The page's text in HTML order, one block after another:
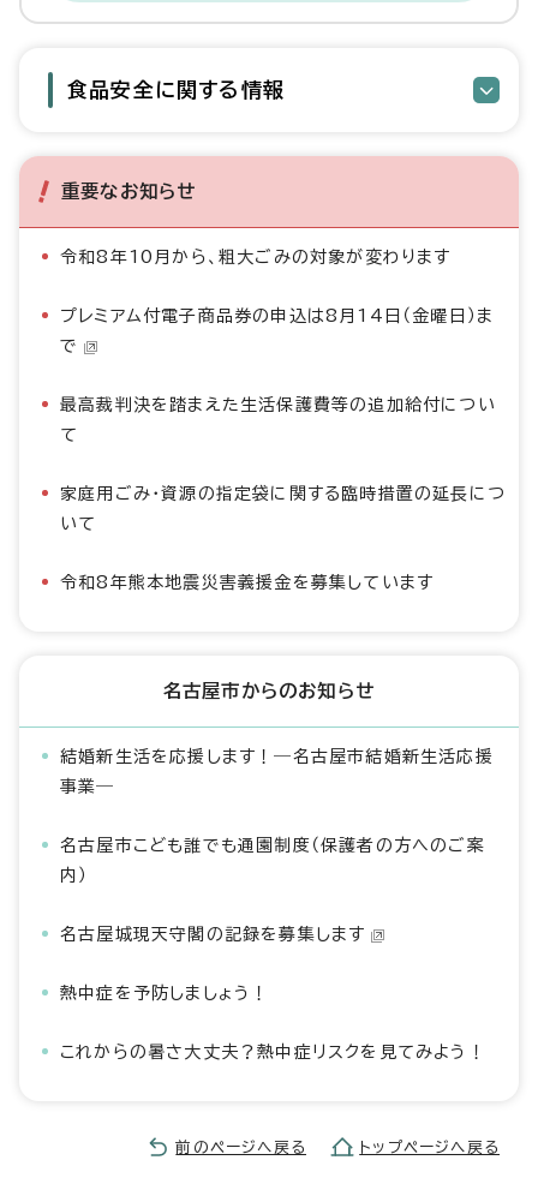
食品安全に関する情報
重要なお知らせ
令和8年10月から、粗大ごみの対象が変わります
プレミアム付電子商品券の申込は8月14日（金曜日）ま
で
最高裁判決を踏まえた生活保護費等の追加給付につい
て
家庭用ごみ・資源の指定袋に関する臨時措置の延長につ
いて
令和8年熊本地震災害義援金を募集しています
名古屋市からのお知らせ
結婚新生活を応援します！―名古屋市結婚新生活応援
事業―
名古屋市こども誰でも通園制度（保護者の方へのご案
内）
名古屋城現天守閣の記録を募集します
熱中症を予防しましょう！
これからの暑さ大丈夫？熱中症リスクを見てみよう！
前のページへ戻る トップページへ戻る